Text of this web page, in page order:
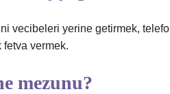
vecibeleri yerine getirmek,
vermek.
mezunu?